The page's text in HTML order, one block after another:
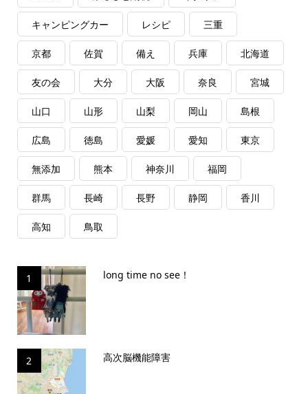
キャンピングカー レシピ 三重
京都 佐賀 備え 兵庫 北海道
友の会 大分 大阪 奈良 宮城
山口 山形 山梨 岡山 島根
広島 徳島 愛媛 愛知 東京
無添加 熊本 神奈川 福岡
群馬 長崎 長野 静岡 香川
高知 鳥取
1 long time no see！
2 高次脳機能障害